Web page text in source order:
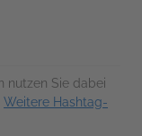
nutzen Sie dabei
Weitere Hashtag-